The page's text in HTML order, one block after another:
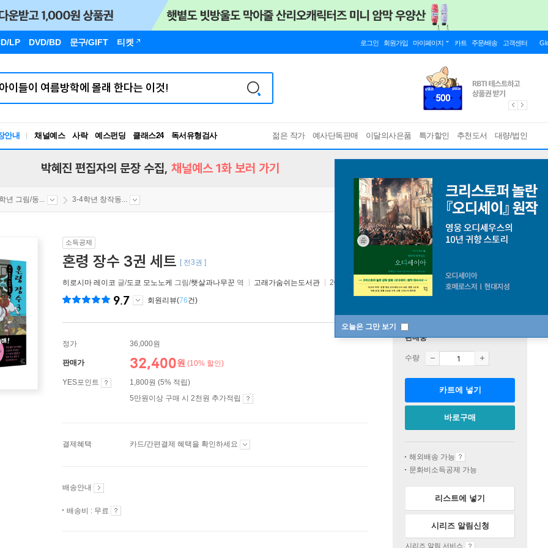
LP DVD/BD 문구/GIFT 티켓 로그인 회원가입 마이페이지 카트 주문/배송 고객센터
안내 채널예스 사락 예스펀딩 클래스24
독서유형검사
RBTI Lab
젊은 작가 예사단독판매 이달의사은품 특가할인 추천도서 대량/법인
오늘은 그만 보기
박혜진 편집자의 문장 수집, 채널예스 1화 보러 가기
년 그림/동... 3-4학년 창작동...
소득공제
혼령 장수 3권 세트 [ 전3권 ]
히로시마 레이코 글/도쿄 모노노케 그림/햇살과나무꾼 역 고래가숨쉬는도서관 2021년 02월 08일
9.7 회원리뷰(76건)
정가 36,000원
판매가 32,400원 (10% 할인)
YES포인트
1,800원 (5% 적립)
5만원이상 구매 시 2천원 추가적립
결제혜택 카드/간편결제 혜택을 확인하세요
배송안내
배송비 : 무료
판매중
수량
카트에 넣기
바로구매
해외배송 가능
문화비소득공제 가능
리스트에 넣기
시리즈 알림신청
시리즈 알림 서비스